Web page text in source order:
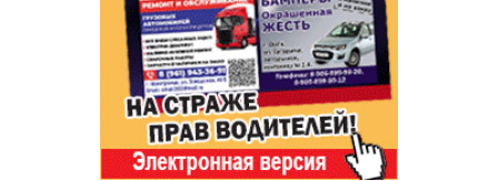
Развлечения и отдых
Спорт Фитнес
Недвижимость
Красота Косметология
Ремонт
Социальные организации
Это интересно
Администрация